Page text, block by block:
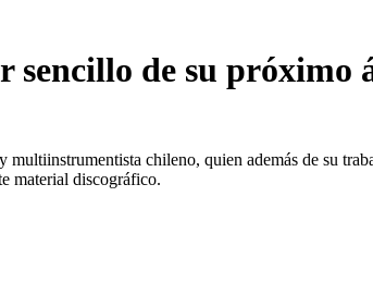
sencillo de su próximo
chileno, quien además de su
material discográfico.